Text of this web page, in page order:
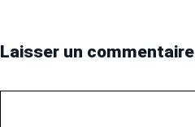
Laisser un commentaire